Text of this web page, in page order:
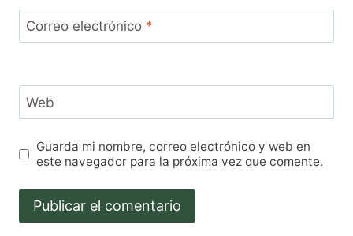
Correo electrónico *
Web
Guarda mi nombre, correo electrónico y web en
este navegador para la próxima vez que comente.